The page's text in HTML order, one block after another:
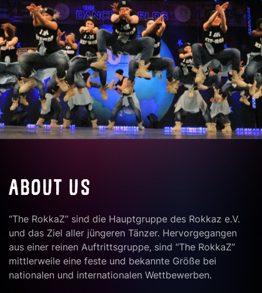
ABOUT US
“The RokkaZ” sind die Hauptgruppe des Rokkaz e.V.
und das Ziel aller jüngeren Tänzer. Hervorgegangen
aus einer reinen Auftrittsgruppe, sind “The RokkaZ”
mittlerweile eine feste und bekannte Größe bei
nationalen und internationalen Wettbewerben.